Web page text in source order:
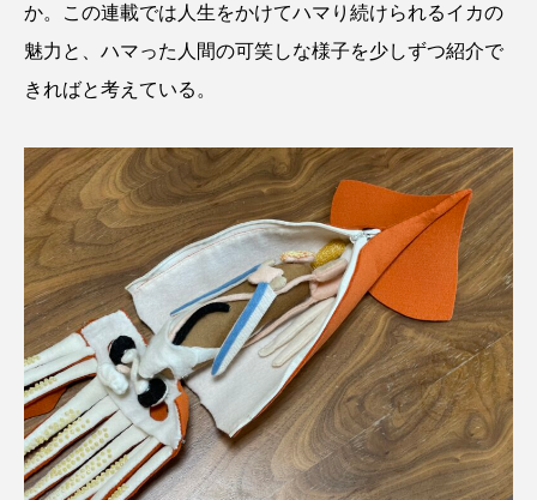
か。この連載では人生をかけてハマり続けられるイカの
魅力と、ハマった人間の可笑しな様子を少しずつ紹介で
きればと考えている。